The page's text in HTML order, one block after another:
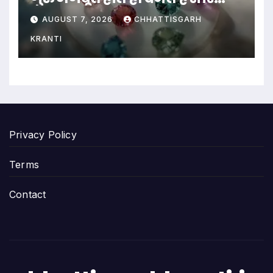
काम…
AUGUST 7, 2026 CHHATTISGARH
KRANTI
Privacy Policy
Terms
Contact